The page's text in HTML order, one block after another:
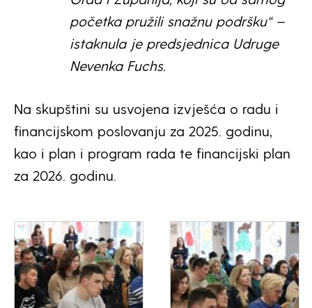
početka pružili snažnu podršku“ –
istaknula je predsjednica Udruge
Nevenka Fuchs.
Na skupštini su usvojena izvješća o radu i
financijskom poslovanju za 2025. godinu,
kao i plan i program rada te financijski plan
za 2026. godinu.